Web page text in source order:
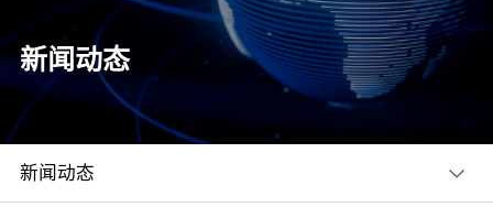
新闻动态
新闻动态